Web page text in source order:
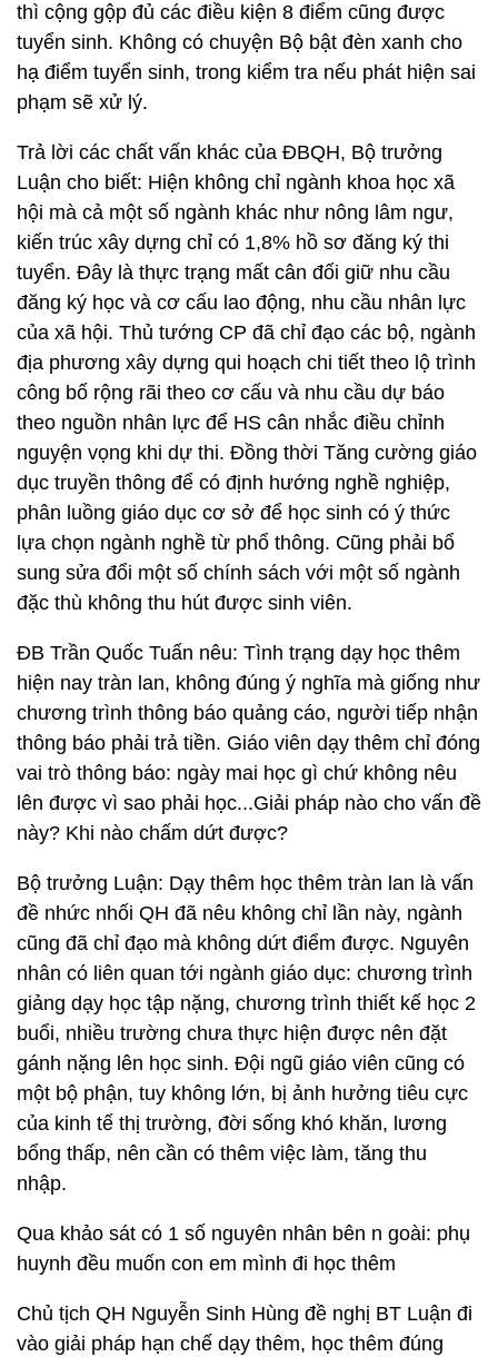
thì cộng gộp đủ các điều kiện 8 điểm cũng được
tuyển sinh. Không có chuyện Bộ bật đèn xanh cho
hạ điểm tuyển sinh, trong kiểm tra nếu phát hiện sai
phạm sẽ xử lý.
Trả lời các chất vấn khác của ĐBQH, Bộ trưởng
Luận cho biết: Hiện không chỉ ngành khoa học xã
hội mà cả một số ngành khác như nông lâm ngư,
kiến trúc xây dựng chỉ có 1,8% hồ sơ đăng ký thi
tuyển. Đây là thực trạng mất cân đối giữ nhu cầu
đăng ký học và cơ cấu lao động, nhu cầu nhân lực
của xã hội. Thủ tướng CP đã chỉ đạo các bộ, ngành
địa phương xây dựng qui hoạch chi tiết theo lộ trình
công bố rộng rãi theo cơ cấu và nhu cầu dự báo
theo nguồn nhân lực để HS cân nhắc điều chỉnh
nguyện vọng khi dự thi. Đồng thời Tăng cường giáo
dục truyền thông để có định hướng nghề nghiệp,
phân luồng giáo dục cơ sở để học sinh có ý thức
lựa chọn ngành nghề từ phổ thông. Cũng phải bổ
sung sửa đổi một số chính sách với một số ngành
đặc thù không thu hút được sinh viên.
ĐB Trần Quốc Tuấn nêu: Tình trạng dạy học thêm
hiện nay tràn lan, không đúng ý nghĩa mà giống như
chương trình thông báo quảng cáo, người tiếp nhận
thông báo phải trả tiền. Giáo viên dạy thêm chỉ đóng
vai trò thông báo: ngày mai học gì chứ không nêu
lên được vì sao phải học...Giải pháp nào cho vấn đề
này? Khi nào chấm dứt được?
Bộ trưởng Luận: Dạy thêm học thêm tràn lan là vấn
đề nhức nhối QH đã nêu không chỉ lần này, ngành
cũng đã chỉ đạo mà không dứt điểm được. Nguyên
nhân có liên quan tới ngành giáo dục: chương trình
giảng dạy học tập nặng, chương trình thiết kế học 2
buổi, nhiều trường chưa thực hiện được nên đặt
gánh nặng lên học sinh. Đội ngũ giáo viên cũng có
một bộ phận, tuy không lớn, bị ảnh hưởng tiêu cực
của kinh tế thị trường, đời sống khó khăn, lương
bổng thấp, nên cần có thêm việc làm, tăng thu
nhập.
Qua khảo sát có 1 số nguyên nhân bên n goài: phụ
huynh đều muốn con em mình đi học thêm
Chủ tịch QH Nguyễn Sinh Hùng đề nghị BT Luận đi
vào giải pháp hạn chế dạy thêm, học thêm đúng